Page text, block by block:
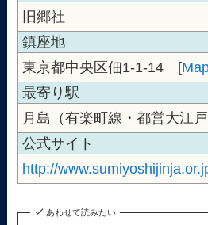
旧郷社
鎮座地
東京都中央区佃1-1-14 [
最寄り駅
月島（有楽町線・都営大江戸
公式サイト
http://
あわせて読みたい